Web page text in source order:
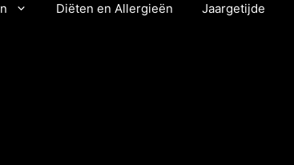
Diëten en Allergieën Jaargetijde